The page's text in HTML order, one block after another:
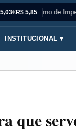
€R$ 5,85
Sinônimo de
INSTITUCIONAL ▾
que